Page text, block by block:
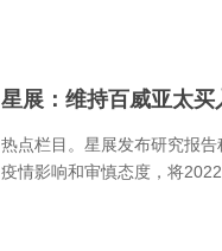
星展：维持百威亚太
热点栏目。星展发布研究报
疫情影响和审慎态度，将